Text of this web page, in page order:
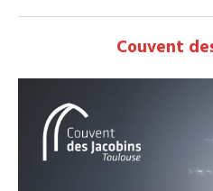
Couvent